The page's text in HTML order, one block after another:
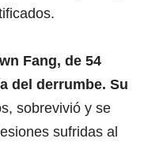
Fang, de 54
del derrumbe. Su
sobrevivió y se
sufridas al